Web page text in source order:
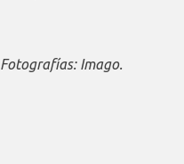
Fotografías: Imago.